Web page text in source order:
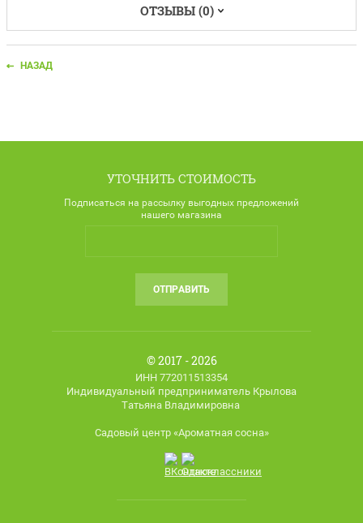
ОТЗЫВЫ (0)
НАЗАД
УТОЧНИТЬ СТОИМОСТЬ
Подписаться на рассылку выгодных предложений
нашего магазина
ОТПРАВИТЬ
© 2017 - 2026
ИНН 772011513354
Индивидуальный предприниматель Крылова
Татьяна Владимировна
Садовый центр «Ароматная сосна»